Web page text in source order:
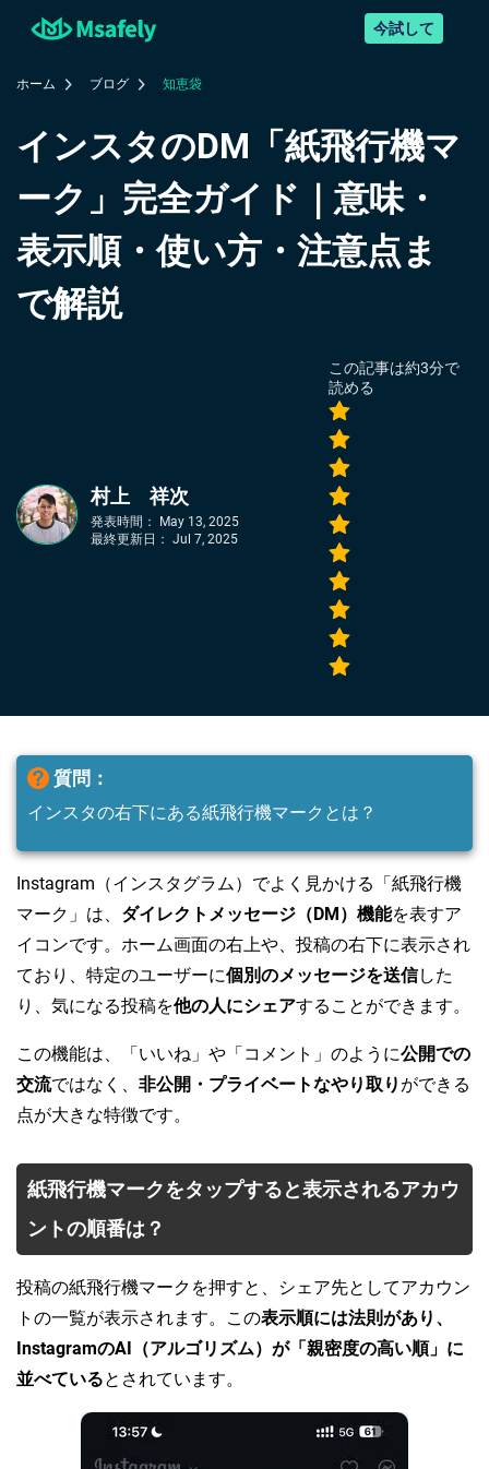
今試して
ホーム ブログ 知恵袋
インスタのDM「紙飛行機マ
ーク」完全ガイド｜意味・
表示順・使い方・注意点ま
で解説
村上 祥次
発表時間：
May 13, 2025
最終更新日： Jul 7, 2025
この記事は約3分で
読める
質問：
インスタの右下にある紙飛行機マークとは？
Instagram（インスタグラム）でよく見かける「紙飛行機
マーク」は、 ダイレクトメッセージ（DM）機能を表すア
イコンです。ホーム画面の右上や、投稿の右下に表示され
ており、特定のユーザーに個別のメッセージを送信した
り、気になる投稿を他の人にシェアすることができます。
この機能は、「いいね」や「コメント」のように公開での
交流ではなく、 非公開・プライベートなやり取り ができる
点が大きな特徴です。
紙飛行機マークをタップすると表示されるアカウ
ントの順番は？
投稿の紙飛行機マークを押すと、シェア先としてアカウン
トの一覧が表示されます。この表示順には法則があり、
InstagramのAI（アルゴリズム）が「親密度の高い順」に
並べているとされています。